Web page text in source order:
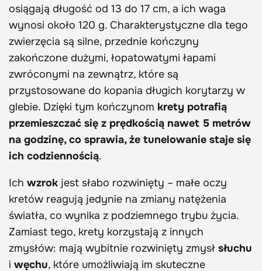
osiągają długość od 13 do 17 cm, a ich waga
wynosi około 120 g. Charakterystyczne dla tego
zwierzęcia są silne, przednie kończyny
zakończone dużymi, łopatowatymi łapami
zwróconymi na zewnątrz, które są
przystosowane do kopania długich korytarzy w
glebie. Dzięki tym kończynom krety potrafią
przemieszczać się z prędkością nawet 5 metrów
na godzinę, co sprawia, że tunelowanie staje się
ich codziennością.
Ich wzrok jest słabo rozwinięty – małe oczy
kretów reagują jedynie na zmiany natężenia
światła, co wynika z podziemnego trybu życia.
Zamiast tego, krety korzystają z innych
zmysłów: mają wybitnie rozwinięty zmysł słuchu
i węchu, które umożliwiają im skuteczne